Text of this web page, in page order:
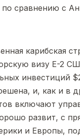
сравнению с
карибская
визу E-2
инвестиций
и, как и в
включают
развит, с
и Европы,